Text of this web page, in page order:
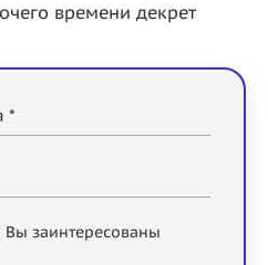
времени декрет
*
Вы заинтересованы